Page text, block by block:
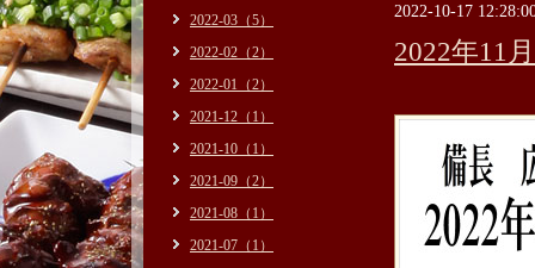
2022-10-17
2022年11
2022-03（5）
2022-02（2）
2022-01（2）
2021-12（1）
2021-10（1）
2021-09（2）
2021-08（1）
2021-07（1）